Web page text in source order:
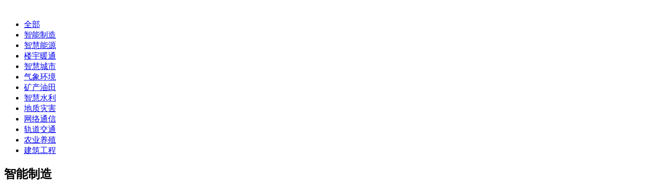
全部
智能制造
智慧能源
楼宇暖通
智慧城市
气象环境
矿产油田
智慧水利
地质灾害
网络通信
轨道交通
农业养殖
建筑工程
智能制造